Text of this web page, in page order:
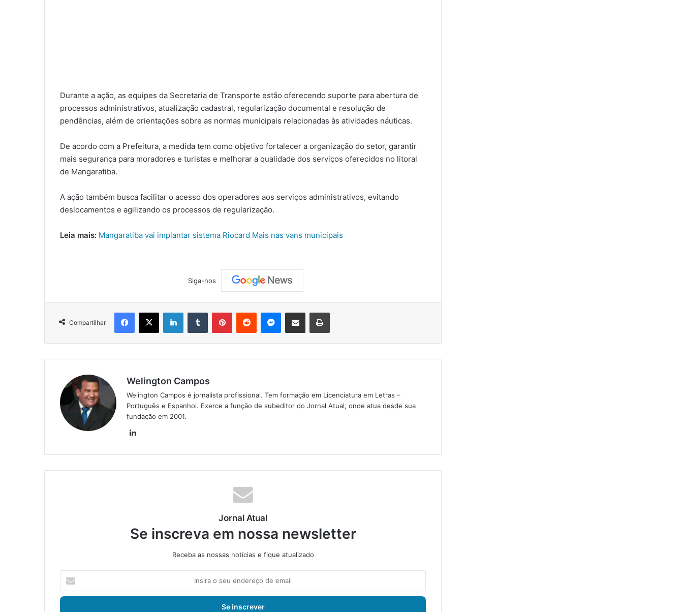
Durante a ação, as equipes da Secretaria de Transporte estão oferecendo suporte para abertura de
processos administrativos, atualização cadastral, regularização documental e resolução de
pendências, além de orientações sobre as normas municipais relacionadas às atividades náuticas.
De acordo com a Prefeitura, a medida tem como objetivo fortalecer a organização do setor, garantir
mais segurança para moradores e turistas e melhorar a qualidade dos serviços oferecidos no litoral
de Mangaratiba.
A ação também busca facilitar o acesso dos operadores aos serviços administrativos, evitando
deslocamentos e agilizando os processos de regularização.
Leia mais: Mangaratiba vai implantar sistema Riocard Mais nas vans municipais
Siga-nos
Compartilhar
Welington Campos
Welington Campos é jornalista profissional. Tem formação em Licenciatura em Letras –
Português e Espanhol. Exerce a função de subeditor do Jornal Atual, onde atua desde sua
fundação em 2001.
din
Jornal Atual
Se inscreva em nossa newsletter
Receba as nossas notícias e fique atualizado
s